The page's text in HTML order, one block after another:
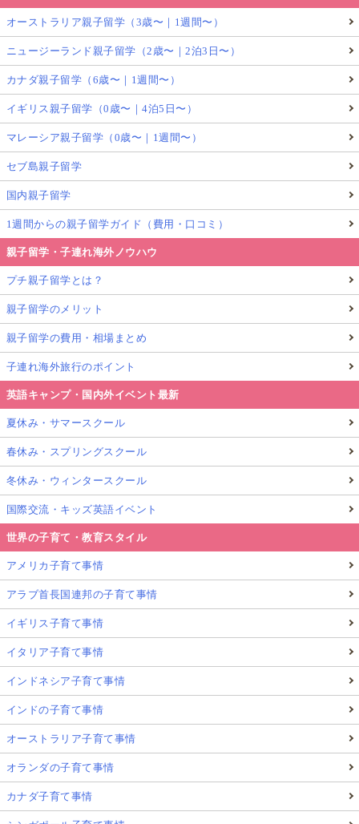
オーストラリア親子留学（3歳〜｜1週間〜）
ニュージーランド親子留学（2歳〜｜2泊3日〜）
カナダ親子留学（6歳〜｜1週間〜）
イギリス親子留学（0歳〜｜4泊5日〜）
マレーシア親子留学（0歳〜｜1週間〜）
セブ島親子留学
国内親子留学
1週間からの親子留学ガイド（費用・口コミ）
親子留学・子連れ海外ノウハウ
プチ親子留学とは？
親子留学のメリット
親子留学の費用・相場まとめ
子連れ海外旅行のポイント
英語キャンプ・国内外イベント最新
夏休み・サマースクール
春休み・スプリングスクール
冬休み・ウィンタースクール
国際交流・キッズ英語イベント
世界の子育て・教育スタイル
アメリカ子育て事情
アラブ首長国連邦の子育て事情
イギリス子育て事情
イタリア子育て事情
インドネシア子育て事情
インドの子育て事情
オーストラリア子育て事情
オランダの子育て事情
カナダ子育て事情